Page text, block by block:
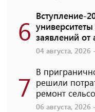
6 Вступление-
заявлений от
04 августа, 2026
7 В
решили
ремонт
06 августа, 2026